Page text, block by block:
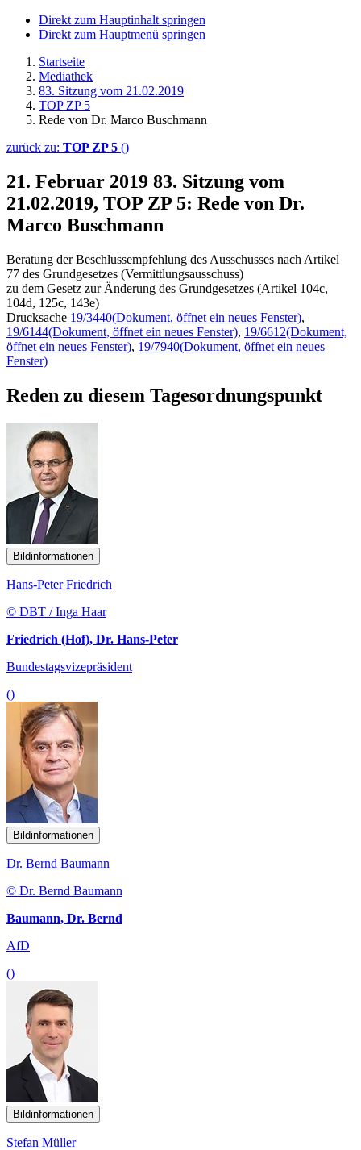
Direkt zum Hauptinhalt springen
Direkt zum Hauptmenü springen
Startseite
Mediathek
83. Sitzung vom 21.02.2019
TOP ZP 5
Rede von Dr. Marco Buschmann
zurück zu: TOP ZP 5 ()
21. Februar 2019 83. Sitzung vom
21.02.2019, TOP ZP 5: Rede von Dr.
Marco Buschmann
Beratung der Beschlussempfehlung des Ausschusses nach Artikel
77 des Grundgesetzes (Vermittlungsausschuss)
zu dem Gesetz zur Änderung des Grundgesetzes (Artikel 104c,
104d, 125c, 143e)
Drucksache 19/3440(Dokument, öffnet ein neues Fenster),
19/6144(Dokument, öffnet ein neues Fenster), 19/6612(Dokument,
öffnet ein neues Fenster), 19/7940(Dokument, öffnet ein neues
Fenster)
Reden zu diesem Tagesordnungspunkt
Bildinformationen
Hans-Peter Friedrich
© DBT / Inga Haar
Friedrich (Hof), Dr. Hans-Peter
Bundestagsvizepräsident
()
Bildinformationen
Dr. Bernd Baumann
© Dr. Bernd Baumann
Baumann, Dr. Bernd
AfD
()
Bildinformationen
Stefan Müller